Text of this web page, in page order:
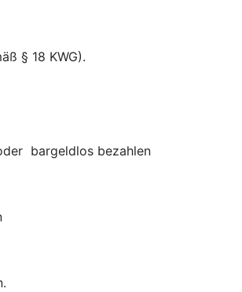
§ 18 KWG).
bargeldlos bezahlen